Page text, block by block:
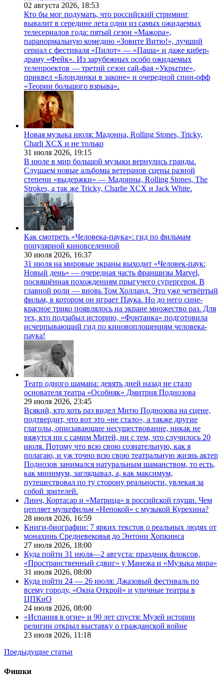
02 августа 2026, 18:53
Кто бы мог подумать, что российский стриминг
вывалит в середине лета одни из самых ожидаемых
телесериалов года: пятый сезон «Мажора»,
паранормальную комедию «Зовите Витю!», лучший
сериал с фестиваля «Пилот» — «Паша» и даже кибер-
драму «Фейк». Из зарубежных особо ожидаемых
телепроектов — третий сезон сай-фая «Укрытие»,
приквел «Блондинки в законе» и очередной спин-офф
«Теории большого взрыва».
Новая музыка июля: Мадонна, Rolling Stones, Tricky,
Charli XCX и не только
31 июля 2026, 19:15
В июле в мир большой музыки вернулись гранды.
Слушаем новые альбомы ветеранов сцены разной
степени «выдержки» — Мадонны, Rolling Stones, The
Strokes, а так же Tricky, Charlie XCX и Jack White.
Как смотреть «Человека-паука»: гид по фильмам
популярной киновселенной
30 июля 2026, 16:37
31 июля на мировые экраны выходит «Человек-паук:
Новый день» — очередная часть франшизы Marvel,
посвящённая похождениям прыгучего супергероя. В
главной роли — вновь Том Холланд. Это уже четвёртый
фильм, в котором он играет Паука. Но до него сине-
красное трико появлялось на экране множество раз. Для
тех, кто подзабыл историю, «Фонтанка» подготовила
исчерпывающий гид по киновоплощениям человека-
паука!
Театр одного шамана: девять дней назад не стало
основателя театра «Особняк» Дмитрия Поднозова
29 июля 2026, 23:45
Всякий, кто хоть раз видел Митю Поднозова на сцене,
подтвердит, что вот это «не стало», а также другие
глаголы, описывающие несуществование, никак не
вяжутся ни с самим Митей, ни с тем, что случилось 20
июля. Потому что всю свою сознательную, как я
полагаю, и уж точно всю свою театральную жизнь актер
Поднозов занимался натуральным шаманством, то есть,
как минимум, заглядывал, а, как максимум,
путешествовал по ту сторону реальности, увлекая за
собой зрителей.
Линч, Кортасар и «Матрица» в российской глуши. Чем
цепляет мультфильм «Непокой» с музыкой Курехина?
28 июля 2026, 16:59
Книги-биографии: 7 ярких текстов о реальных людях от
монахинь Средневековья до Энтони Хопкинса
27 июля 2026, 18:00
Куда пойти 31 июля—2 августа: праздник флоксов,
«Пространственный сдвиг» у Манежа и «Музыка мира»
31 июля 2026, 08:00
Куда пойти 24 — 26 июля: Джазовый фестиваль по
всему городу, «Окна Открой» и уличные театры в
ЦПКиО
24 июля 2026, 08:00
«Испания в огне» и 90 лет спустя: Музей истории
религии открыл выставку о гражданской войне
23 июля 2026, 11:18
Предыдущие статьи
Фишки